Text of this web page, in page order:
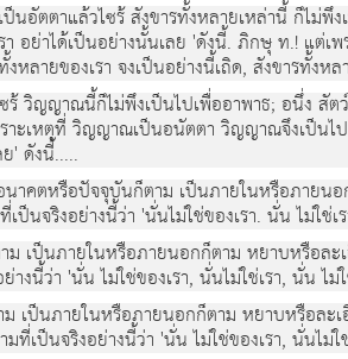
ตาแลวไซร สังขารทั้งหลายเหลานี้ ก็ไมพึ
อยาไดเปนอยางนั้นเลย 'ดังนี้. ภิกษุ ท.! แต
ลายของเรา จงเปนอยางนี้เถิด, สังขารทั้งหล
ญญาณนี้ก็ไมพึงเปนไปเพื่ออาพาธ; อนึ่ง สัต
ราะเหตุที่ วิญญาณเป็นอนัตตา วิญญาณจึงเป็นไ
ย' ดังนี้.....
คตหรือปจจุบันก็ตาม เปนภายในหรือภาย
อยางนี้วา 'นั่นไมใชของเรา. นั่น ไมใชเ
เปนภายในหรือภายนอกก็ตาม หยาบหรือ
า 'นั่น ไมใชของเรา, นั่นไมใชเรา, นั่น ไม
เปนภายในหรือภายนอกก็ตาม หยาบหรือล
ริงอยางนี้วา 'นั่น ไมใชของเรา, นั่นไมใ